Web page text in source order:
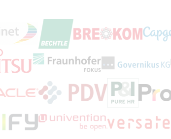
Link)(Öffnet externen Link)
(Öffnet
(Öffnet externen Link)
Link)
(Öffnet externen Link) (Öffnet
(Öffnet externen